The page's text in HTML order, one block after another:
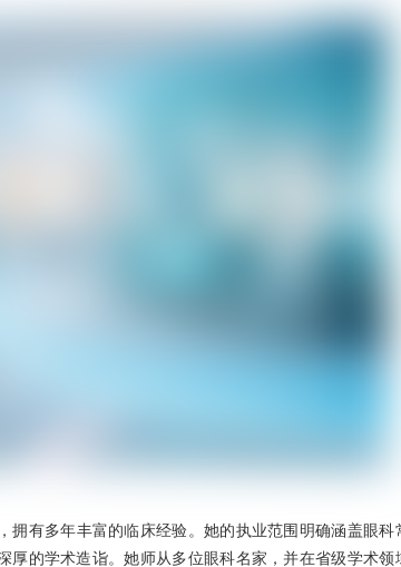
有多年丰富的临床经验。她的执业范围明确涵盖眼科
的学术造诣。她师从多位眼科名家，并在省级学术领